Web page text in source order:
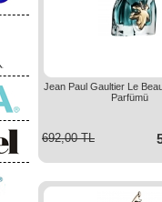
Jean Paul Gaultier Le
Parfümü
692,00 TL